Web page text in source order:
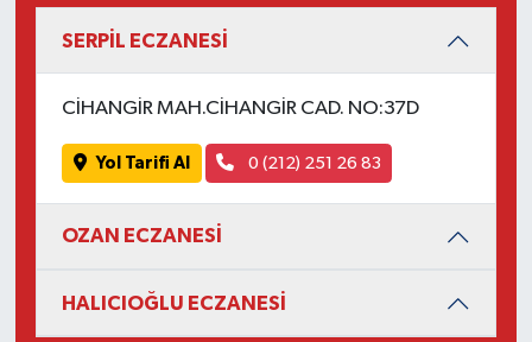
SERPİL ECZANESİ
CİHANGİR MAH.CİHANGİR CAD. NO:37D
Yol Tarifi Al 0 (212) 251 26 83
OZAN ECZANESİ
HALICIOĞLU ECZANESİ